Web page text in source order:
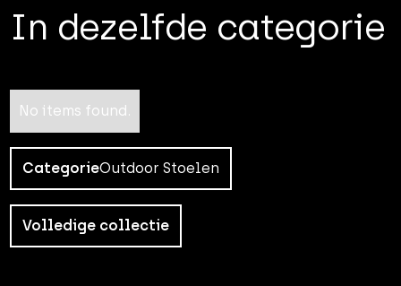
In dezelfde categorie
No items found.
CategorieOutdoor Stoelen
Volledige collectie